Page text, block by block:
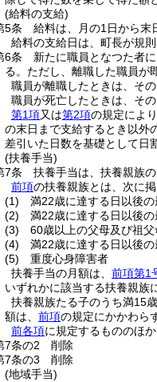
(給料の支給)
5条
給料は、月の1日から末
給料の支給日は、町長が規則
6条
新たに職員となつた者
る。 ただし、離職した職員が
職員が離職したときは、そ
職員が死亡したときは、そ
第1項又は第2項の規定によ
の末日まで支給するとき以外
差引いた日数を基礎として日
(扶養手当)
7条
扶養手当は、扶養親族
前項の扶養親族とは、次に
(1)
満22歳に達する日以後
(2)
満22歳に達する日以後
(3)
60歳以上の父母及び祖父
(4)
満22歳に達する日以後
(5)
重度心身障害者
扶養手当の月額は、 前項第1
いずれかに該当する扶養親族
扶養親族たる子のうち満15
額は、 前項の規定にかかわら
前各項に規定するもののほ
7条の2
削除
7条の3
削除
(地域手当)